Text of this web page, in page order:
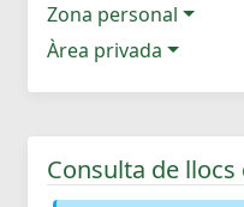
Zona personal
Àrea privada
Consulta de